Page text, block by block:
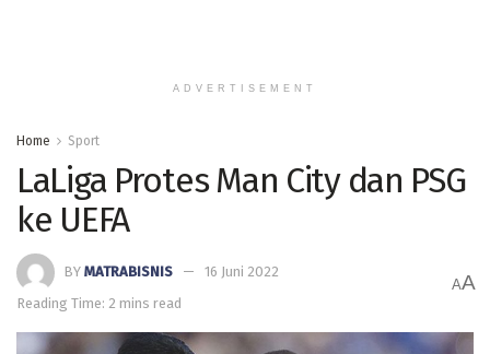
ADVERTISEMENT
Home Sport
LaLiga Protes Man City dan PSG
ke UEFA
BY MATRABISNIS
16 Juni 2022
Reading Time: 2 mins read
AA